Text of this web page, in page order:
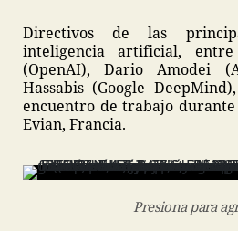
Directivos de las
inteligencia artificial,
(OpenAI), Dario Amodei
Hassabis (Google
encuentro de trabajo
Evian, Francia.
Presiona para